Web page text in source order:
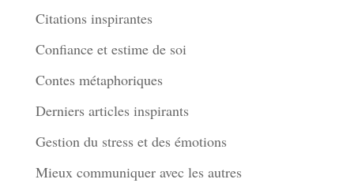
Citations inspirantes
Confiance et estime de soi
Contes métaphoriques
Derniers articles inspirants
Gestion du stress et des émotions
Mieux communiquer avec les autres